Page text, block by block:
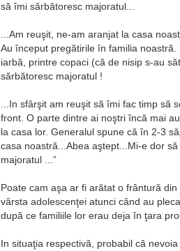
să îmi sărbătoresc majoratul...
...Am reuşit, ne-am aranjat la casa
Au început pregătirile în familia
iarbă, printre copaci (că de nisip s-au
sărbătoresc majoratul !
...In sfârşit am reuşit să îmi fac timp să
front. O parte dintre ai noştri încă mai
la casa lor. Generalul spune că în 2-3
casa noastră...Abea aştept...Mi-e dor
majoratul ...”
Poate cam aşa ar fi arătat o frântură
vârsta adolescenţei atunci când au
după ce familiile lor erau deja în ţara
In situaţia respectivă, probabil că